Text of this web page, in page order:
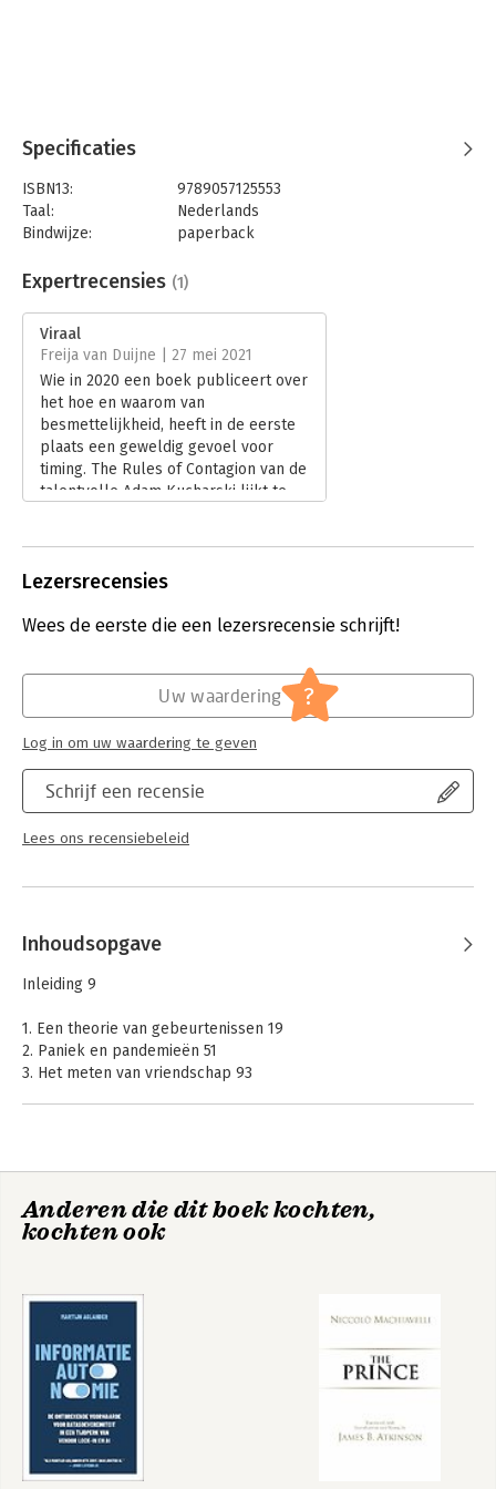
lezing begrijp je de wereld van nu beter.’ – The Times
Specificaties
ISBN13:
9789057125553
Taal:
Nederlands
Bindwijze:
paperback
Uitgever:
Uitgeverij Nieuwezijds
Verschijningsdatum:
Hoofdrubriek: Mens en maatschappij
Expertrecensies (1)
Viraal
Freija van Duijne | 27 mei 2021
Wie in 2020 een boek publiceert over
het hoe en waarom van
besmettelijkheid, heeft in de eerste
plaats een geweldig gevoel voor
timing. The Rules of Contagion van de
talentvolle Adam Kucharski lijkt te
Lezersrecensies
Wees de eerste die een lezersrecensie schrijft!
Schrijf een recensie
Lees ons recensiebeleid
Uw waardering ?
Log in om uw waardering te geven
Inhoudsopgave
Inleiding 9
1. Een theorie van gebeurtenissen 19
2. Paniek en pandemieën 51
3. Het meten van vriendschap 93
Noten 277
Index 319
Anderen die dit boek kochten,
kochten ook